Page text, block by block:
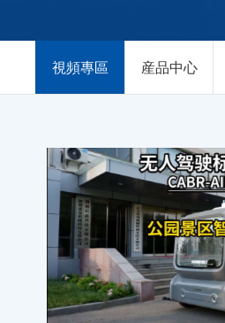
視頻專區 産品中心